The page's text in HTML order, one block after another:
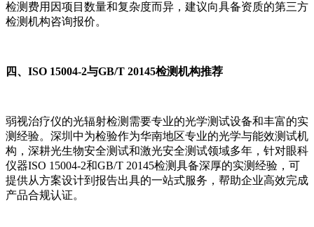
检测费用因项目数量和复杂度而异，建议向具备资质的第三方
检测机构咨询报价。
四、ISO 15004-2与GB/T 20145检测机构推荐
弱视治疗仪的光辐射检测需要专业的光学测试设备和丰富的实
测经验。深圳中为检验作为华南地区专业的光学与能效测试机
构，深耕光生物安全测试和激光安全测试领域多年，针对眼科
仪器ISO 15004-2和GB/T 20145检测具备深厚的实测经验，可
提供从方案设计到报告出具的一站式服务，帮助企业高效完成
产品合规认证。